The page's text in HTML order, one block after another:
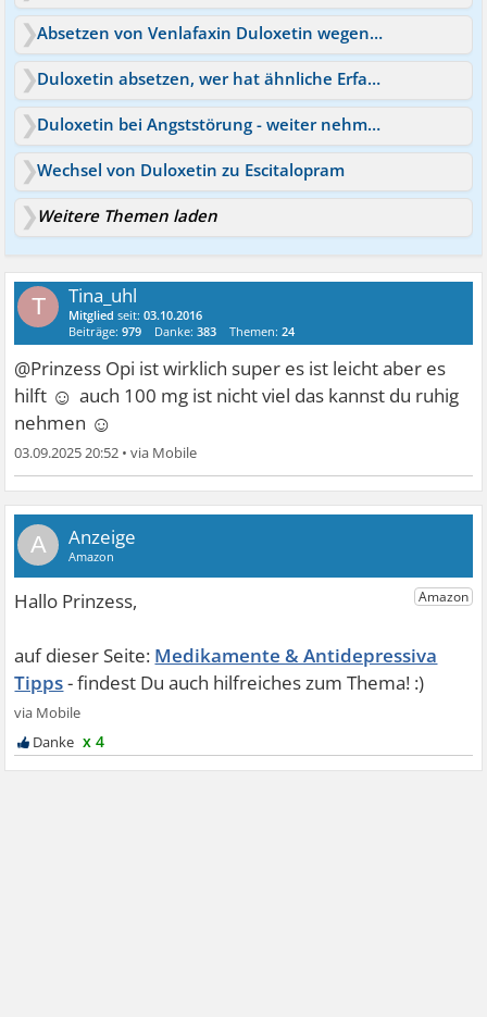
Absetzen von Venlafaxin Duloxetin wegen Wechselwirkung
Duloxetin absetzen, wer hat ähnliche Erfahrungen?
Duloxetin bei Angststörung - weiter nehmen oder absetzen?
Wechsel von Duloxetin zu Escitalopram
Weitere Themen laden
T Tina_uhl
Mitglied seit:03.10.2016
Beiträge:979 Danke:383 Themen:24
@Prinzess Opi ist wirklich super es ist leicht aber es
hilft ☺ auch 100 mg ist nicht viel das kannst du ruhig
nehmen ☺
03.09.2025 20:52 •
A
Medikamente & Antidepressiva
Tipps
x 4